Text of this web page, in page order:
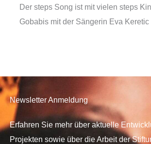
Der steps Song ist mit vielen steps
Gobabis mit der Sängerin Eva Keretic
Newsletter Anmeldung
Erfahren Sie mehr über aktuelle
Projekten sowie über die Arbeit der